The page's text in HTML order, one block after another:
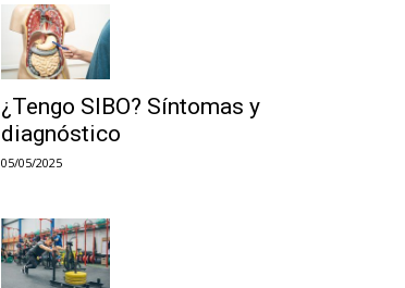
¿Tengo SIBO? Síntomas y
diagnóstico
05/05/2025